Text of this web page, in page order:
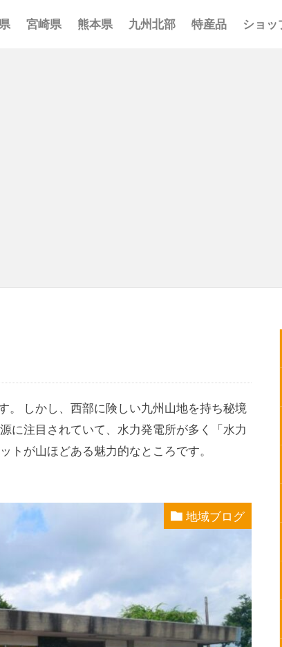
宮崎県 熊本県 九州北部 特産品 ショッ
。 しかし、西部に険しい九州山地を持ち秘境
に注目されていて、水力発電所が多く「水力
トが山ほどある魅力的なところです。
地域ブログ